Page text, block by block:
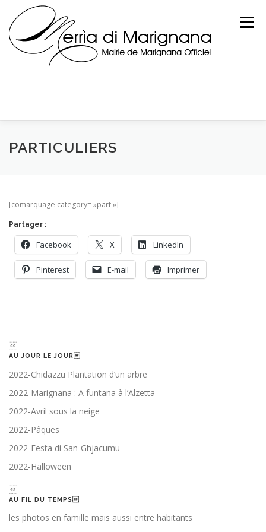
content
Menu
PARTICULIERS
[comarquage category= »part »]
Partager :
Facebook X LinkedIn
Pinterest E-mail Imprimer
AU JOUR LE JOUR
2022-Chidazzu Plantation d’un arbre
2022-Marignana : A funtana à l’Alzetta
2022-Avril sous la neige
2022-Pâques
2022-Festa di San-Ghjacumu
2022-Halloween
AU FIL DU TEMPS
les photos en famille mais aussi entre habitants